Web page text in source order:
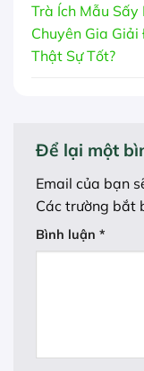
Trà Ích Mẫu Sấy
Chuyên Gia Giải
Thật Sự Tốt?
Để lại một
Email của bạn
Các trường bắt
Bình luận *